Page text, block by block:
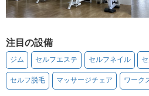
注目の設備
ジム セルフエステ セルフネイル
セルフ脱毛 マッサージチェア ワーク